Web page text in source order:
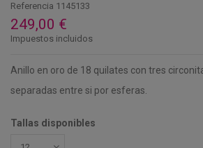
Referencia 1145133
249,00 €
Impuestos incluidos
Anillo en oro de 18 quilates con tres
separadas entre si por esferas.
Tallas disponibles